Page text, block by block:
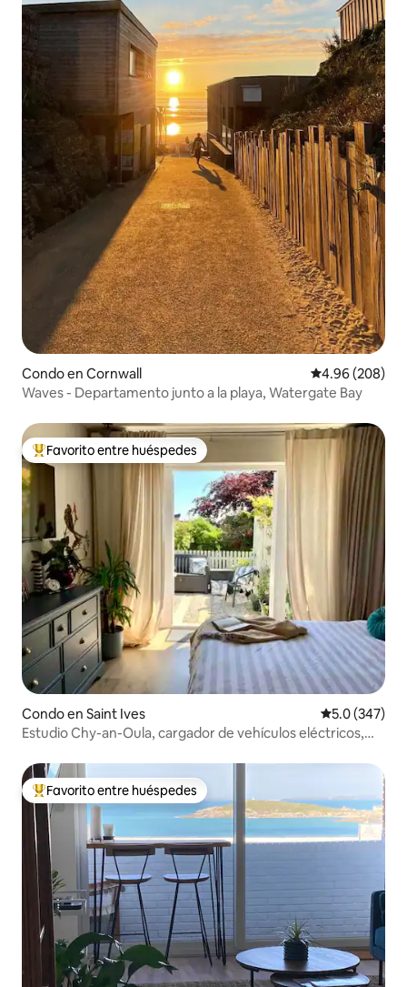
Condo en Cornwall Calificación
4.96 (208)
Waves - Departamento junto a la playa, Watergate Bay
Favorito entre huéspedes preferido
Favorito entre huéspedes
Condo en Saint Ives Calificación
5.0 (347)
Estudio Chy-an-Oula, cargador de vehículos eléctricos,
Favorito entre huéspedes preferido
Favorito entre huéspedes